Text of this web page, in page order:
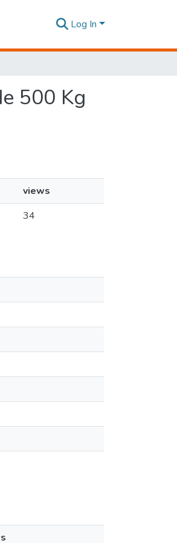
Log In
500 Kg
views
34